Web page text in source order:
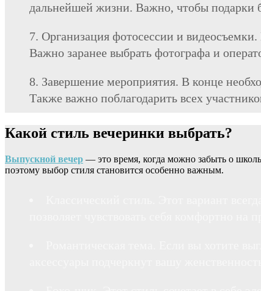
дальнейшей жизни. Важно, чтобы подарки
Организация фотосессии и
Важно заранее выбрать фотографа и
Завершение мероприятия. В конце
Также важно поблагодарить всех
Какой стиль вечеринки выбрать?
Выпускной вечер — это время, когда можно забыть о
поэтому выбор стиля становится особенно важным.